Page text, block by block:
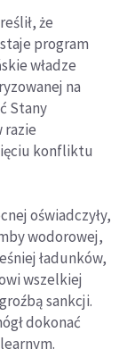
że
program
władze
na
Stany
razie
konfliktu
oświadczyły,
wodorowej,
ładunków,
wszelkiej
sankcji.
dokonać